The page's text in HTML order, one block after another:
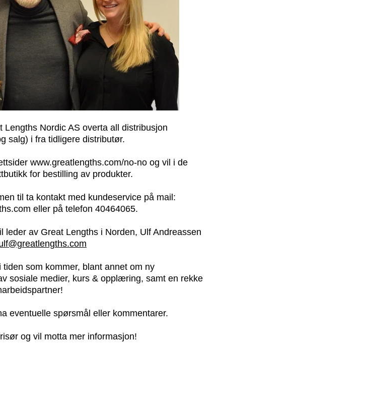
Nordic AS overta all distribusjon
salg) i fra tidligere distributør.
www.greatlengths.com/no-no og vil i de
for bestilling av produkter.
til ta kontakt med kundeservice på mail:
eller på telefon 40464065.
leder av Great Lengths i Norden, Ulf Andreassen
som kommer, blant annet om ny
sosiale medier, kurs & opplæring, samt en rekke
eventuelle spørsmål eller kommentarer.
og vil motta mer informasjon!